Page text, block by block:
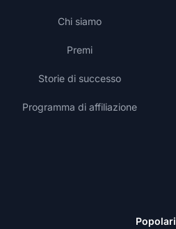
Chi siamo
Premi
Storie di successo
Programma di affiliazione
Popolari